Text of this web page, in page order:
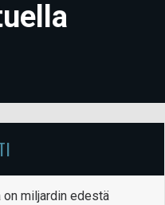
on miljardin edestä